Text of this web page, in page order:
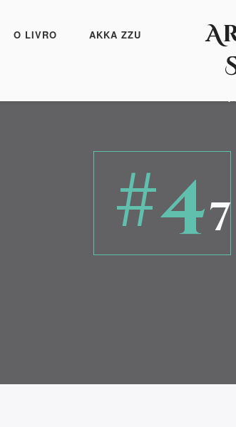
O LIVRO AKKA ZZU
#4